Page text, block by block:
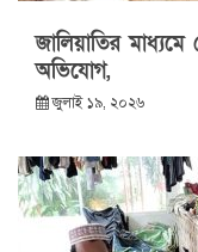
জালিয়াতির মাধ্যমে
অভিযোগ,
জুলাই ১৯, ২০২৬